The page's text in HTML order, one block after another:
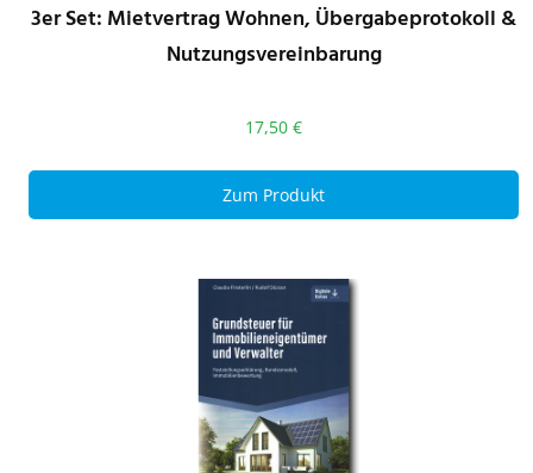
3er Set: Mietvertrag Wohnen, Übergabeprotokoll &
Nutzungsvereinbarung
17,50 €
Zum Produkt